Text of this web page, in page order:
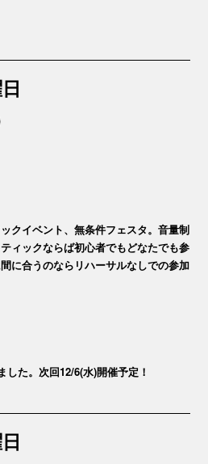
クイベント、無条件フェスタ。音量制
ィックならば初心者でもどなたでも参
に合うのならリハーサルなしでの参加
た。次回12/6(水)開催予定！